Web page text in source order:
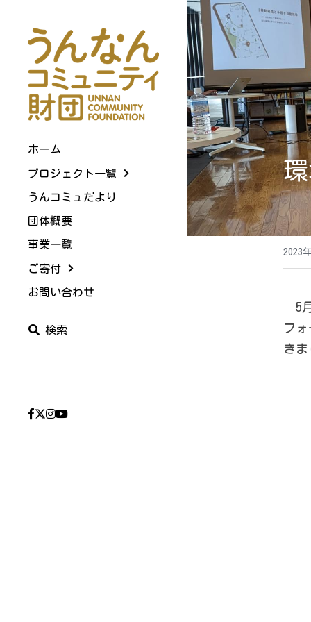
ホーム
プロジェクト一覧
うんコミュだより
団体概要
事業一覧
ご寄付
お問い合わせ
検索
2023
5
フ
きま